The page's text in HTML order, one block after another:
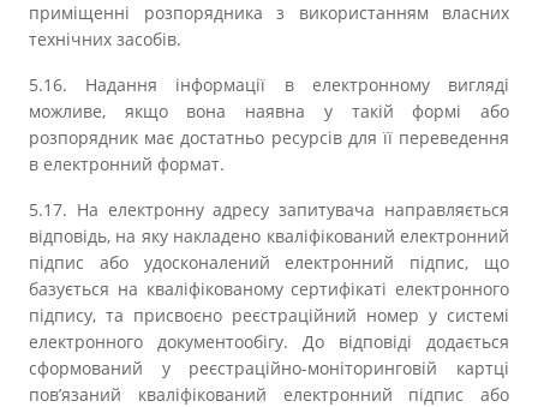
приміщенні розпорядника з використанням власних
технічних засобів.
5.16. Надання інформації в електронному вигляді
можливе, якщо вона наявна у такій формі або
розпорядник має достатньо ресурсів для її переведення
в електронний формат.
5.17. На електронну адресу запитувача направляється
відповідь, на яку накладено кваліфікований електронний
підпис або удосконалений електронний підпис, що
базується на кваліфікованому сертифікаті електронного
підпису, та присвоєно реєстраційний номер у системі
електронного документообігу. До відповіді додається
сформований у реєстраційно-моніторинговій картці
пов’язаний кваліфікований електронний підпис або